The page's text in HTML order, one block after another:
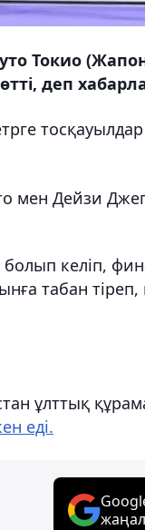
Токио
деп
тосқауылдар
мен Дейзи
келіп,
табан тіреп,
ұлттық
еді.